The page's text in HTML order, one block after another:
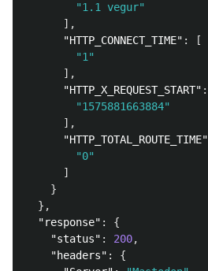
"1.1 vegur"
],
"HTTP_CONNECT_TIME" :
[
"1"
],
"HTTP_X_REQUEST_START" :
"1575881663884"
],
"HTTP_TOTAL_ROUTE_TIME"
"0"
]
}
},
"response" :
{
"status" : 200,
"headers" :
{